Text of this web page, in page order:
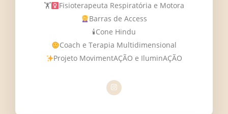
🏋‍
Fisioterapeuta Respiratória e Motora
Barras de Access
🕯Cone Hindu
Coach e Terapia Multidimensional
Projeto MovimentAÇÃO e IluminAÇÃO